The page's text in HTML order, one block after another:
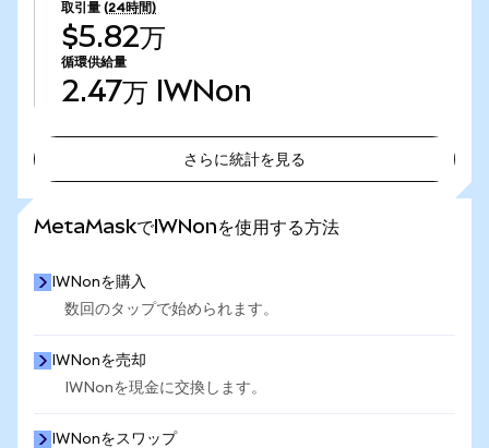
取引量 (24時間)
$5.82万
循環供給量
2.47万 IWNon
さらに統計を見る
MetaMaskでIWNonを使用する方法
IWNonを購入
数回のタップで始められます。
IWNonを売却
IWNonを現金に交換します。
IWNonをスワップ